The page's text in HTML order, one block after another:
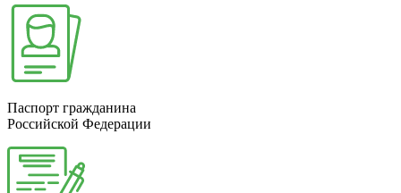
Паспорт гражданина
Российской Федерации